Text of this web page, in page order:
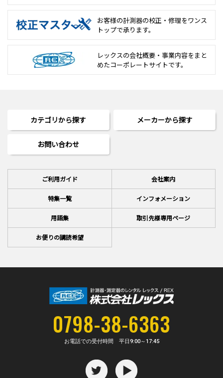
お客様の計測器の校正・修理をワンス
トップで承ります。
レックスの会社概要・事業内容をまと
めたコーポレートサイトです。
カテゴリから探す メーカーから探す
お問い合わせ
ご利用ガイド 会社案内
特集一覧 インフォメーション
用語集 取引先様専用ページ
お便りの講読希望
0798-38-6363
お電話での受付時間 平日9:00～17:45